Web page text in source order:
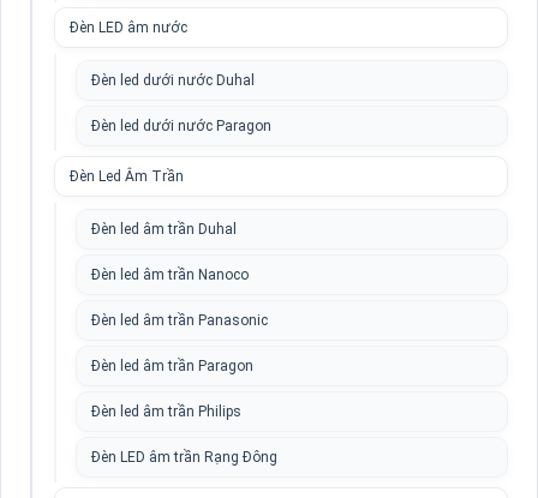
Đèn LED âm nước
Đèn led dưới nước Duhal
Đèn led dưới nước Paragon
Đèn Led Âm Trần
Đèn led âm trần Duhal
Đèn led âm trần Nanoco
Đèn led âm trần Panasonic
Đèn led âm trần Paragon
Đèn led âm trần Philips
Đèn LED âm trần Rạng Đông